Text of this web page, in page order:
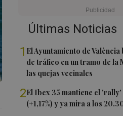
Últimas Noticias
1 El Ayuntamiento de
de tráfico en un tramo de la
las quejas vecinales
2El Ibex 35 mantiene el 'rally'
(+1,17%) y ya mira a los